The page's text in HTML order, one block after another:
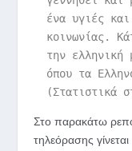
ένα υγιές
κοινωνίας.
την ελληνική
όπου τα
(Στατιστικά
Στο παρακάτω
τηλεόρασης